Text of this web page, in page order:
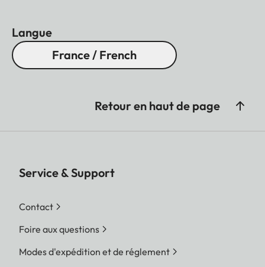
Langue
France / French
Retour en haut de page
Service & Support
Contact
Foire aux questions
Modes d'expédition et de réglement